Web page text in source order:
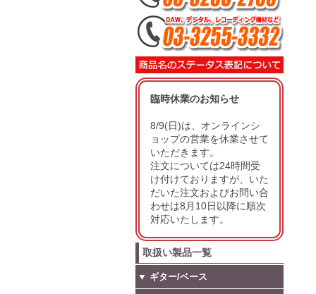
臨時休業のお知らせ
8/9(日)は、オンラインシ
ョップの営業を休業させて
いただきます。
注文については24時間受
け付けておりますが、いた
だいた注文およびお問い合
わせは8月10日以降に順次
対応いたします。
取扱い製品一覧
▼ ギター/ベース